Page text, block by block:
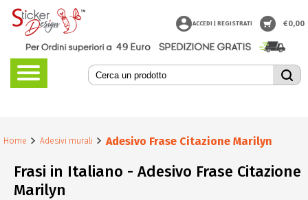
Home Adesivi murali Adesivo Frase Citazione Marilyn
Frasi in Italiano - Adesivo Frase Citazione
Marilyn
ACCEDI | REGISTRATI €0,00